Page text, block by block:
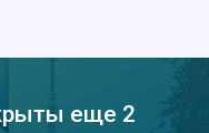
еще 2